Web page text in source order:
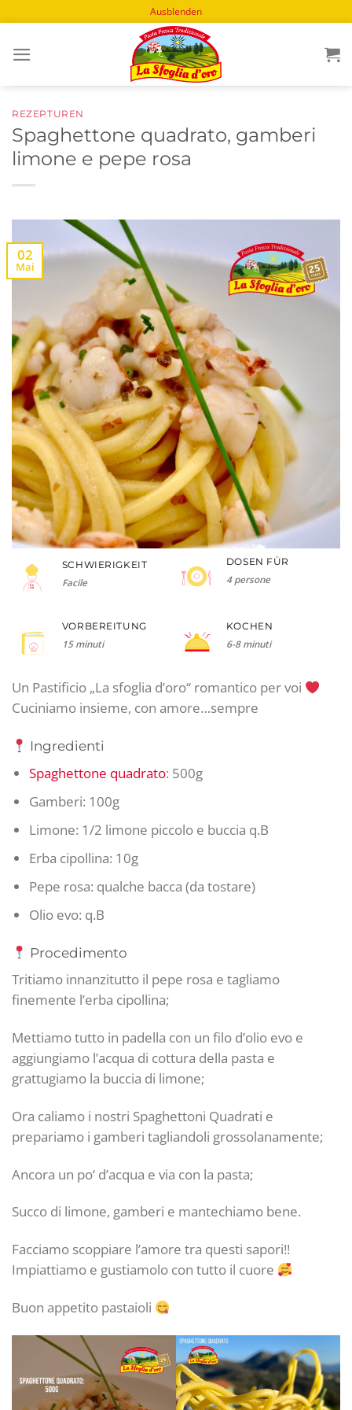
Ausblenden
Inhalt
REZEPTUREN
Spaghettone quadrato, gamberi
limone e pepe rosa
02
Mai
SCHWIERIGKEIT
Facile
DOSEN FÜR
4 persone
VORBEREITUNG
15 minuti
KOCHEN
6-8 minuti
Un Pastificio „La sfoglia d’oro“ romantico per voi
Cuciniamo insieme, con amore…sempre
Ingredienti
Spaghettone quadrato: 500g
Gamberi: 100g
Limone: 1/2 limone piccolo e buccia q.B
Erba cipollina: 10g
Pepe rosa: qualche bacca (da tostare)
Olio evo: q.B
Procedimento
Tritiamo innanzitutto il pepe rosa e tagliamo
finemente l’erba cipollina;
Mettiamo tutto in padella con un filo d’olio evo e
aggiungiamo l’acqua di cottura della pasta e
grattugiamo la buccia di limone;
Ora caliamo i nostri Spaghettoni Quadrati e
prepariamo i gamberi tagliandoli grossolanamente;
Ancora un po‘ d’acqua e via con la pasta;
Succo di limone, gamberi e mantechiamo bene.
Facciamo scoppiare l’amore tra questi sapori!!
Impiattiamo e gustiamolo con tutto il cuore
Buon appetito pastaioli